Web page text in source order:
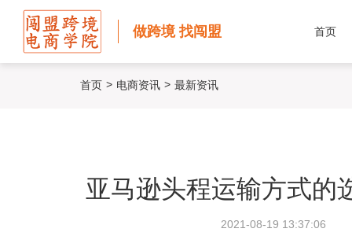
做跨境 找闯盟 首页
首页 > 电商资讯 > 最新资讯
亚马逊头程运输方式的
2021-08-19 13:37:06